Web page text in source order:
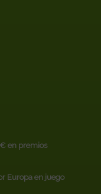
en premios
Europa en juego